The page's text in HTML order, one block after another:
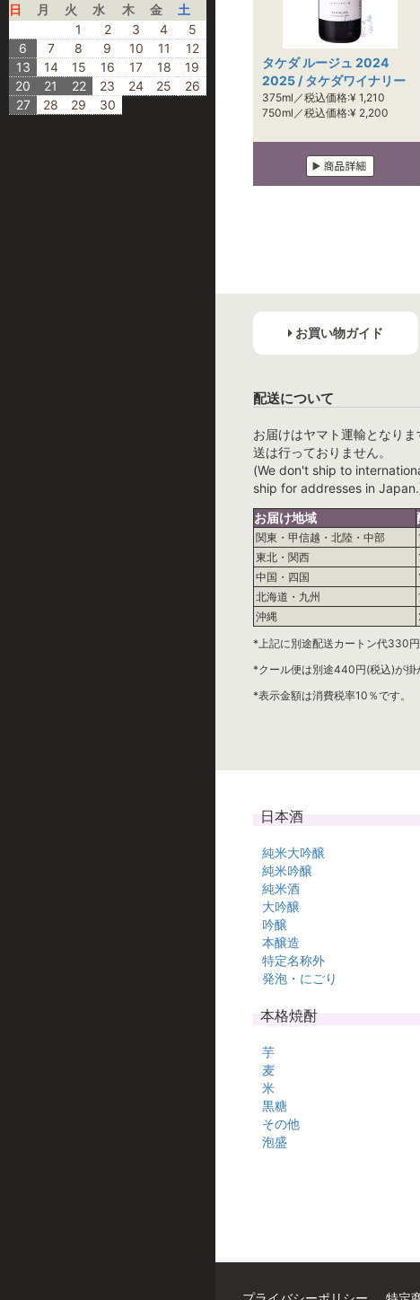
日 月 火 水 木 金
土
1
2 3 4
5
6
7 8 9 10 11
12
13
14 15 16 17 18
19
20
21 22 23 24 25
26
27
28 29 30
タケダ ルージュ 2024
2025 / タケダワイナリー
375ml／税込価格:¥ 1,210
750ml／税込価格:¥ 2,200
お買い物ガイド
配送について
お届けはヤマト運輸となり
送は行っておりません。
(We don't ship to
ship for addresses in
お届け地域
関東・甲信越・北陸・中部
東北・関西
中国・四国
北海道・九州
沖縄
*上記に別途配送カートン代330円
*クール便は別途440円(税込)が掛
*表示金額は消費税率10％です。
日本酒
純米大吟醸
純米吟醸
純米酒
大吟醸
吟醸
本醸造
特定名称外
発泡・にごり
本格焼酎
芋
麦
米
黒糖
その他
泡盛